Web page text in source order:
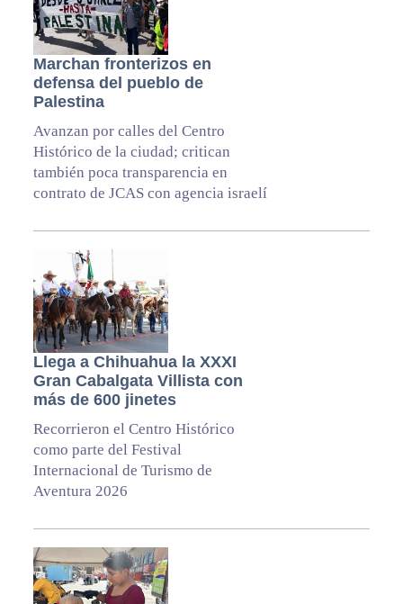
Marchan fronterizos en
defensa del pueblo de
Palestina
Avanzan por calles del Centro
Histórico de la ciudad; critican
también poca transparencia en
contrato de JCAS con agencia israelí
Llega a Chihuahua la XXXI
Gran Cabalgata Villista con
más de 600 jinetes
Recorrieron el Centro Histórico
como parte del Festival
Internacional de Turismo de
Aventura 2026